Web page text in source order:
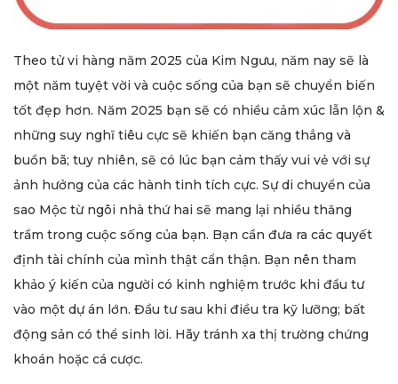
Theo tử vi hàng năm 2025 của Kim Ngưu, năm nay sẽ là
một năm tuyệt vời và cuộc sống của bạn sẽ chuyển biến
tốt đẹp hơn. Năm 2025 bạn sẽ có nhiều cảm xúc lẫn lộn &
những suy nghĩ tiêu cực sẽ khiến bạn căng thẳng và
buồn bã; tuy nhiên, sẽ có lúc bạn cảm thấy vui vẻ với sự
ảnh hưởng của các hành tinh tích cực. Sự di chuyển của
sao Mộc từ ngôi nhà thứ hai sẽ mang lại nhiều thăng
trầm trong cuộc sống của bạn. Bạn cần đưa ra các quyết
định tài chính của mình thật cẩn thận. Bạn nên tham
khảo ý kiến của người có kinh nghiệm trước khi đầu tư
vào một dự án lớn. Đầu tư sau khi điều tra kỹ lưỡng; bất
động sản có thể sinh lời. Hãy tránh xa thị trường chứng
khoán hoặc cá cược.